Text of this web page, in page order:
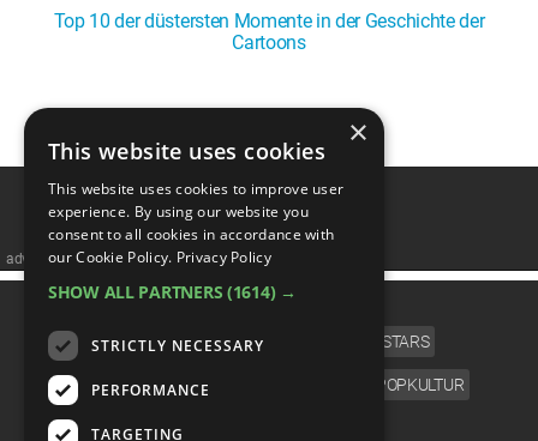
Top 10 der düstersten Momente in der Geschichte der
Cartoons
❯
advertisememt
KATEGORIEN
FILM FERNSEHEN STARS
VIDEOSPIELE COMICS POPKULTUR
×
This website uses cookies
This website uses cookies to improve user
experience. By using our website you
consent to all cookies in accordance with
our Cookie Policy. Privacy Policy
SHOW ALL PARTNERS (1614) →
STRICTLY NECESSARY
PERFORMANCE
TARGETING